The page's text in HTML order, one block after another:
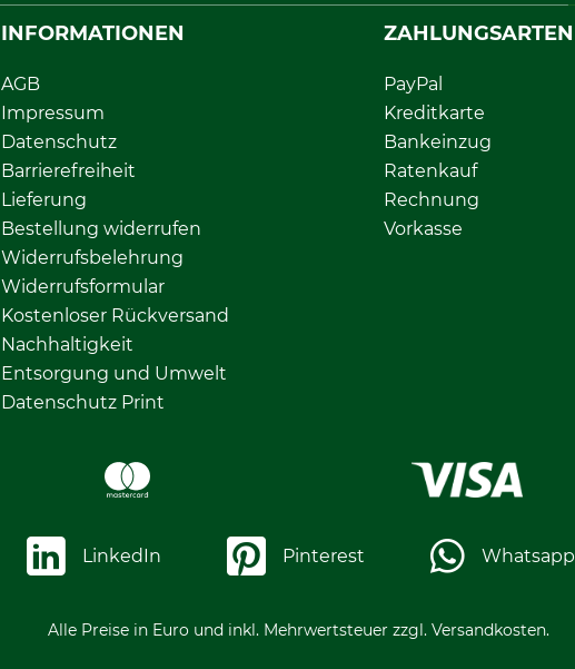
INFORMATIONEN
AGB
Impressum
Datenschutz
Barrierefreiheit
Lieferung
Bestellung widerrufen
Widerrufsbelehrung
Widerrufsformular
Kostenloser Rückversand
Nachhaltigkeit
Entsorgung und Umwelt
Datenschutz Print
ZAHLUNGSARTEN
PayPal
Kreditkarte
Bankeinzug
Ratenkauf
Rechnung
Vorkasse
LinkedIn Pinterest Whatsapp
Alle Preise in Euro und inkl. Mehrwertsteuer zzgl. Versandkosten.